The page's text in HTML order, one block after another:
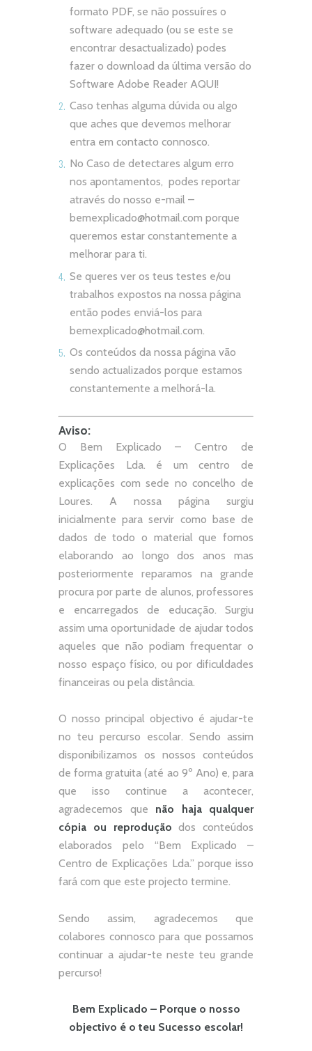
formato PDF, se não possuíres o
software adequado (ou se este se
encontrar desactualizado) podes
fazer o download da última versão do
Software Adobe Reader AQUI!
Caso tenhas alguma dúvida ou algo
que aches que devemos melhorar
entra em contacto connosco.
No Caso de detectares algum erro
nos apontamentos, podes reportar
através do nosso e-mail –
bemexplicado@hotmail.com porque
queremos estar constantemente a
melhorar para ti.
Se queres ver os teus testes e/ou
trabalhos expostos na nossa página
então podes enviá-los para
bemexplicado@hotmail.com.
Os conteúdos da nossa página vão
sendo actualizados porque estamos
constantemente a melhorá-la.
Aviso:
O Bem Explicado – Centro de
Explicações Lda. é um centro de
explicações com sede no concelho de
Loures. A nossa página surgiu
inicialmente para servir como base de
dados de todo o material que fomos
elaborando ao longo dos anos mas
posteriormente reparamos na grande
procura por parte de alunos, professores
e encarregados de educação. Surgiu
assim uma oportunidade de ajudar todos
aqueles que não podiam frequentar o
nosso espaço físico, ou por dificuldades
financeiras ou pela distância.
O nosso principal objectivo é ajudar-te
no teu percurso escolar. Sendo assim
disponibilizamos os nossos conteúdos
de forma gratuita (até ao 9º Ano) e, para
que isso continue a acontecer,
agradecemos que não
haja qualquer
cópia ou reprodução dos conteúdos
elaborados pelo “Bem Explicado –
Centro de Explicações Lda.” porque isso
fará com que este projecto termine.
Sendo assim, agradecemos que
colabores connosco para que possamos
continuar a ajudar-te neste teu grande
percurso!
Bem Explicado – Porque o nosso
objectivo é o teu Sucesso escolar!